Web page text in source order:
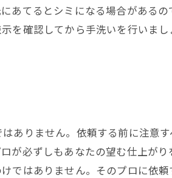
あてるとシミになる場合がある
を確認してから手洗いを行いま
ありません。依頼する前に注意
が必ずしもあなたの望む仕上が
ではありません。そのプロに依